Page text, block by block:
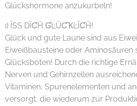
Glückshormone anzukurbeln!
ı) ĪSS DĪƇĤ ƓĿÜƇҠĿĪƇĤ!
Glück und gute Laune sind aus
Eiweißbausteine oder Aminosäuren
Glücksboten! Durch die richtige
Nerven und Gehirnzellen
Vitaminen, Spurenelementen und
versorgt, die wiederum zur